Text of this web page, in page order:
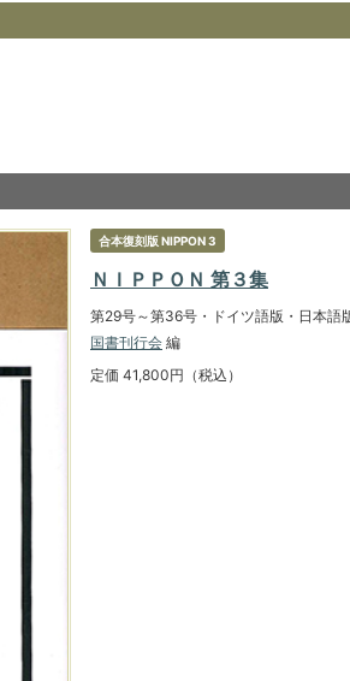
合本復刻版 NIPPON 3
ＮＩＰＰＯＮ 第３集
第29号～第36号・ドイツ語版・日本語
国書刊行会 編
定価 41,800円（税込）